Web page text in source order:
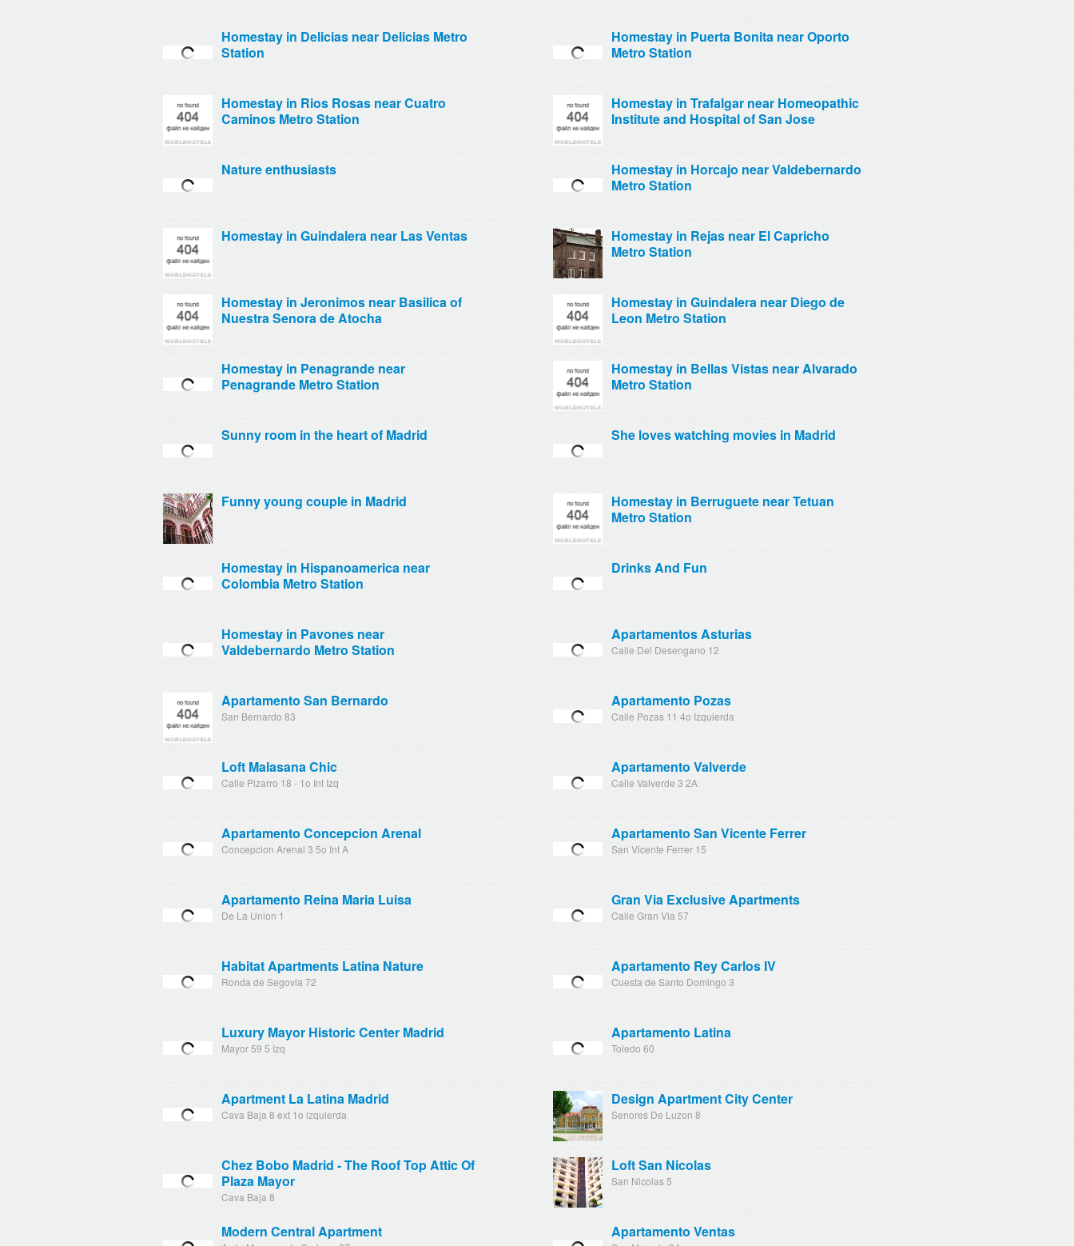
Homestay in Delicias near Delicias Metro
Station
Homestay in Puerta Bonita near Oporto
Metro Station
Homestay in Rios Rosas near Cuatro
Caminos Metro Station
Homestay in Trafalgar near Homeopathic
Institute and Hospital of San Jose
Nature enthusiasts
Homestay in Horcajo near Valdebernardo
Metro Station
Homestay in Guindalera near Las Ventas
Homestay in Rejas near El Capricho
Metro Station
Homestay in Jeronimos near Basilica of
Nuestra Senora de Atocha
Homestay in Guindalera near Diego de
Leon Metro Station
Homestay in Penagrande near
Penagrande Metro Station
Homestay in Bellas Vistas near Alvarado
Metro Station
Sunny room in the heart of Madrid She loves watching movies in Madrid
Funny young couple in Madrid
Homestay in Berruguete near Tetuan
Metro Station
Homestay in Hispanoamerica near
Colombia Metro Station
Drinks And Fun
Homestay in Pavones near
Valdebernardo Metro Station
Apartamentos Asturias
Calle Del Desengano 12
Apartamento San Bernardo
San Bernardo 83
Apartamento Pozas
Calle Pozas 11 4o Izquierda
Loft Malasana Chic
Calle Pizarro 18 - 1o Int Izq
Apartamento Valverde
Calle Valverde 3 2A
Apartamento Concepcion Arenal
Concepcion Arenal 3 5o Int A
Apartamento San Vicente Ferrer
San Vicente Ferrer 15
Apartamento Reina Maria Luisa
De La Union 1
Gran Via Exclusive Apartments
Calle Gran Via 57
Habitat Apartments Latina Nature
Ronda de Segovia 72
Apartamento Rey Carlos IV
Cuesta de Santo Domingo 3
Luxury Mayor Historic Center Madrid
Mayor 59 5 Izq
Apartamento Latina
Toledo 60
Apartment La Latina Madrid
Cava Baja 8 ext 1o izquierda
Design Apartment City Center
Senores De Luzon 8
Chez Bobo Madrid - The Roof Top Attic Of
Plaza Mayor
Cava Baja 8
Loft San Nicolas
San Nicolas 5
Modern Central Apartment Apartamento Ventas